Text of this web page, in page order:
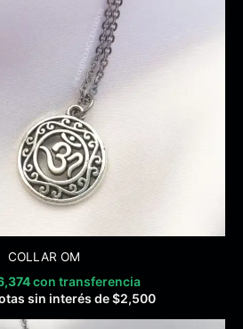
COLLAR OM
con transferencia
sin interés de$2,500